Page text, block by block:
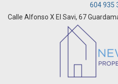
604 935
Calle Alfonso X El Savi, 67